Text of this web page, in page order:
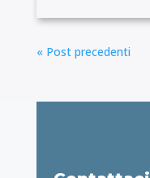
« Post precedenti